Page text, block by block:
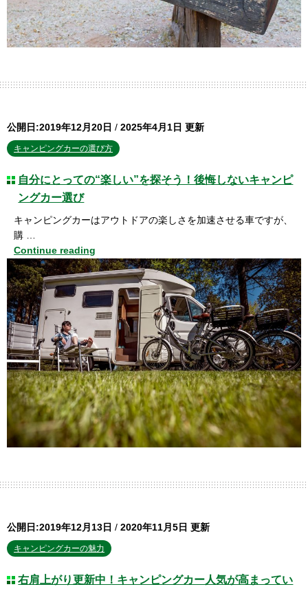
公開日:2019年12月20日 / 2025年4月1日 更新
キャンピングカーの選び方
自分にとっての“楽しい”を探そう！後悔しないキャンピ
ングカー選び
キャンピングカーはアウトドアの楽しさを加速させる車ですが、
購 …
Continue reading
公開日:2019年12月13日 / 2020年11月5日 更新
キャンピングカーの魅力
右肩上がり更新中！キャンピングカー人気が高まってい